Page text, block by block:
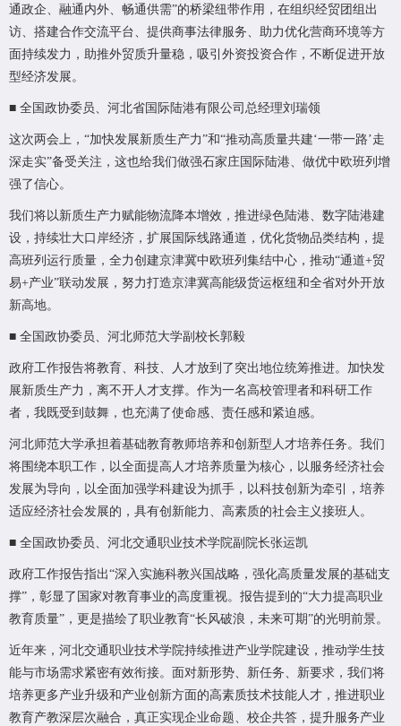
通政企、融通内外、畅通供需”的桥梁纽带作用，在组织经贸团组出
访、搭建合作交流平台、提供商事法律服务、助力优化营商环境等方
面持续发力，助推外贸质升量稳，吸引外资投资合作，不断促进开放
型经济发展。
■ 全国政协委员、河北省国际陆港有限公司总经理刘瑞领
这次两会上，“加快发展新质生产力”和“推动高质量共建‘一带一路’走
深走实”备受关注，这也给我们做强石家庄国际陆港、做优中欧班列增
强了信心。
我们将以新质生产力赋能物流降本增效，推进绿色陆港、数字陆港建
设，持续壮大口岸经济，扩展国际线路通道，优化货物品类结构，提
高班列运行质量，全力创建京津冀中欧班列集结中心，推动“通道+贸
易+产业”联动发展，努力打造京津冀高能级货运枢纽和全省对外开放
新高地。
■ 全国政协委员、河北师范大学副校长郭毅
政府工作报告将教育、科技、人才放到了突出地位统筹推进。加快发
展新质生产力，离不开人才支撑。作为一名高校管理者和科研工作
者，我既受到鼓舞，也充满了使命感、责任感和紧迫感。
河北师范大学承担着基础教育教师培养和创新型人才培养任务。我们
将围绕本职工作，以全面提高人才培养质量为核心，以服务经济社会
发展为导向，以全面加强学科建设为抓手，以科技创新为牵引，培养
适应经济社会发展的，具有创新能力、高素质的社会主义接班人。
■ 全国政协委员、河北交通职业技术学院副院长张运凯
政府工作报告指出“深入实施科教兴国战略，强化高质量发展的基础支
撑”，彰显了国家对教育事业的高度重视。报告提到的“大力提高职业
教育质量”，更是描绘了职业教育“长风破浪，未来可期”的光明前景。
近年来，河北交通职业技术学院持续推进产业学院建设，推动学生技
能与市场需求紧密有效衔接。面对新形势、新任务、新要求，我们将
培养更多产业升级和产业创新方面的高素质技术技能人才，推进职业
教育产教深层次融合，真正实现企业命题、校企共答，提升服务产业